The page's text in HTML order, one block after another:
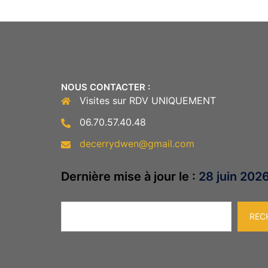
NOUS CONTACTER :
Visites sur RDV UNIQUEMENT
06.70.57.40.48
decerrydwen@gmail.com
Dernière mise à jour le : 28 juin